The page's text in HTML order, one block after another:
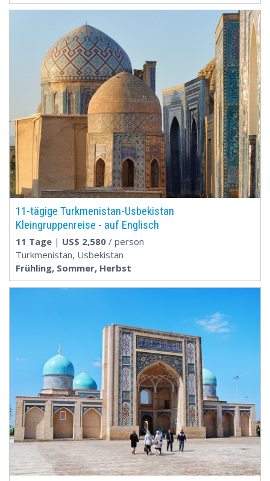
11-tägige Turkmenistan-Usbekistan
Kleingruppenreise - auf Englisch
11 Tage | US$ 2,580 / person
Turkmenistan, Usbekistan
Frühling, Sommer, Herbst